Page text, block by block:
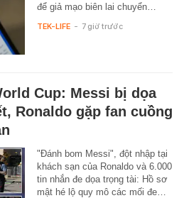
để giả mạo biên lai chuyển…
TEK-LIFE - 7 giờ trước
Cup: Messi bị dọa
Ronaldo gặp fan cuồng
"Đánh bom Messi", đột nhập tại
khách sạn của Ronaldo và 6.000
tin nhắn đe dọa trọng tài: Hồ sơ
mật hé lộ quy mô các mối đe…